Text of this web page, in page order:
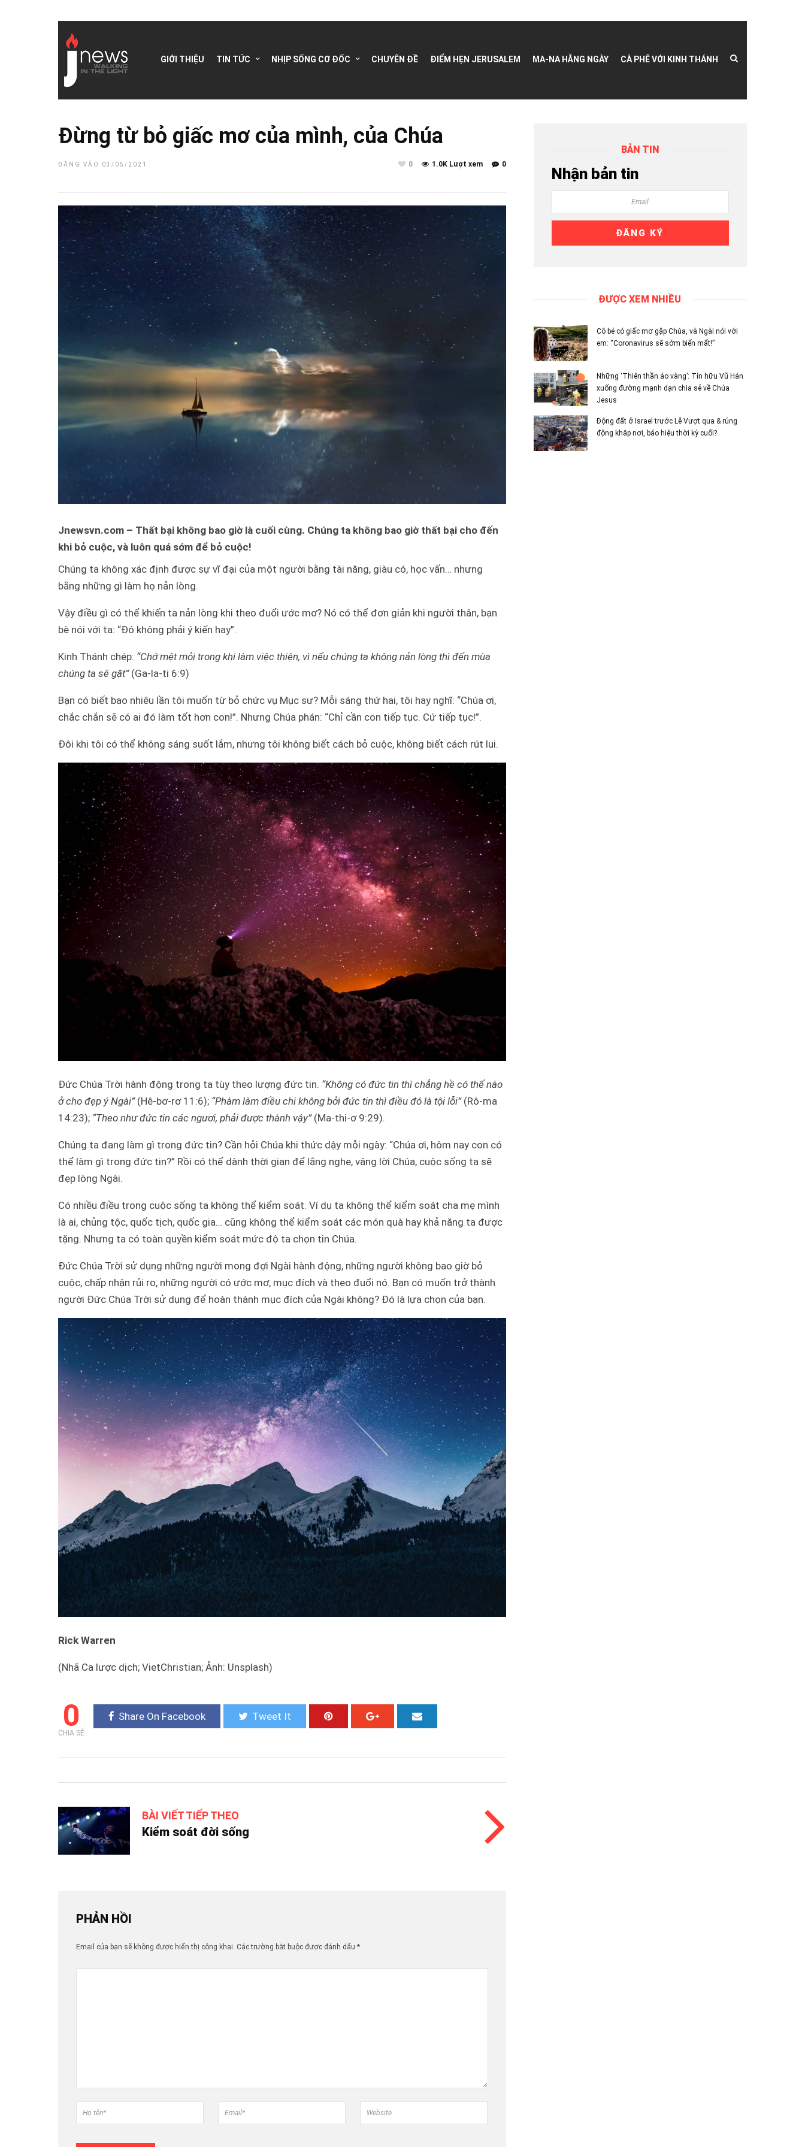
GIỚI THIỆU TIN TỨC NHỊP SỐNG CƠ ĐỐC CHUYÊN ĐỀ ĐIỂM HẸN JERUSALEM MA-NA HẰNG NGÀY CÀ PHÊ VỚI KINH THÁNH
Đừng từ bỏ giấc mơ của mình, của Chúa
ĐĂNG VÀO 03/05/2021 0
1.0K Lượt xem
0
Jnewsvn.com – Thất bại không bao giờ là cuối cùng. Chúng ta không bao giờ thất bại cho đến
khi bỏ cuộc, và luôn quá sớm để bỏ cuộc!
Chúng ta không xác định được sự vĩ đại của một người bằng tài năng, giàu có, học vấn… nhưng
bằng những gì làm họ nản lòng.
Vậy điều gì có thể khiến ta nản lòng khi theo đuổi ước mơ? Nó có thể đơn giản khi người thân, bạn
bè nói với ta: “Đó không phải ý kiến hay”.
Kinh Thánh chép: “Chớ mệt mỏi trong khi làm việc thiện, vì nếu chúng ta không nản lòng thì đến mùa
chúng ta sẽ gặt”(Ga-la-ti 6:9)
Bạn có biết bao nhiêu lần tôi muốn từ bỏ chức vụ Mục sư? Mỗi sáng thứ hai, tôi hay nghĩ: “Chúa ơi,
chắc chắn sẽ có ai đó làm tốt hơn con!”. Nhưng Chúa phán: “Chỉ cần con tiếp tục. Cứ tiếp tục!”.
Đôi khi tôi có thể không sáng suốt lắm, nhưng tôi không biết cách bỏ cuộc, không biết cách rút lui.
Đức Chúa Trời hành động trong ta tùy theo lượng đức tin. “Không có đức tin thì chẳng hề có thế nào
ở cho đẹp ý Ngài”(Hê-bơ-rơ 11:6); “Phàm làm điều chi không bởi đức tin thì điều đó là tội lỗi” (Rô-ma
14:23); “Theo như đức tin các ngươi, phải được thành vậy”(Ma-thi-ơ 9:29).
Chúng ta đang làm gì trong đức tin? Cần hỏi Chúa khi thức dậy mỗi ngày: “Chúa ơi, hôm nay con có
thể làm gì trong đức tin?” Rồi có thể dành thời gian để lắng nghe, vâng lời Chúa, cuộc sống ta sẽ
đẹp lòng Ngài.
Có nhiều điều trong cuộc sống ta không thể kiểm soát. Ví dụ ta không thể kiểm soát cha mẹ mình
là ai, chủng tộc, quốc tịch, quốc gia… cũng không thể kiểm soát các món quà hay khả năng ta được
tặng. Nhưng ta có toàn quyền kiểm soát mức độ ta chọn tin Chúa.
Đức Chúa Trời sử dụng những người mong đợi Ngài hành động, những người không bao giờ bỏ
cuộc, chấp nhận rủi ro, những người có ước mơ, mục đích và theo đuổi nó. Bạn có muốn trở thành
người Đức Chúa Trời sử dụng để hoàn thành mục đích của Ngài không? Đó là lựa chọn của bạn.
Rick Warren
(Nhã Ca lược dịch; VietChristian; Ảnh: Unsplash)
0
CHIA SẺ
Share On Facebook Tweet It
BÀI VIẾT TIẾP THEO
Kiểm soát đời sống
PHẢN HỒI
Email của bạn sẽ không được hiển thị công khai. Các trường bắt buộc được đánh dấu *
BẢN TIN
Nhận bản tin
ĐƯỢC XEM NHIỀU
Cô bé có giấc mơ gặp Chúa, và Ngài nói với
em: “Coronavirus sẽ sớm biến mất!”
Những ‘Thiên thần áo vàng’: Tín hữu Vũ Hán
xuống đường mạnh dạn chia sẻ về Chúa
Jesus
Động đất ở Israel trước Lễ Vượt qua & rúng
động khắp nơi, báo hiệu thời kỳ cuối?